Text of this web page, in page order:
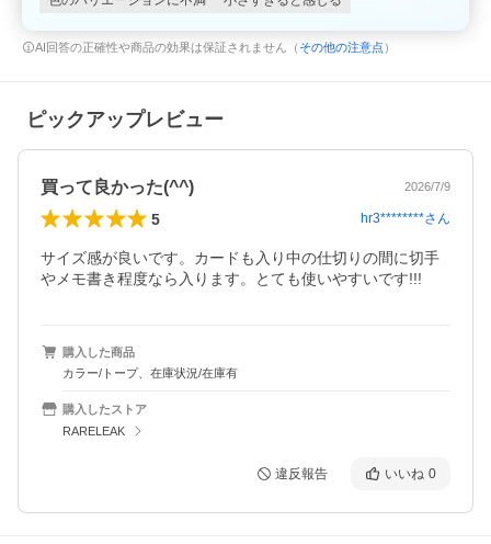
AI回答の正確性や商品の効果は保証されません（ その他の注意点 ）
ピックアップレビュー
買って良かった(^^) 2026/7/9
5 hr3********さん
サイズ感が良いです。カードも入り中の仕切りの間に切手
やメモ書き程度なら入ります。とても使いやすいです!!!
購入した商品
カラー/トープ、在庫状況/在庫有
購入したストア
RARELEAK
違反報告 いいね 0